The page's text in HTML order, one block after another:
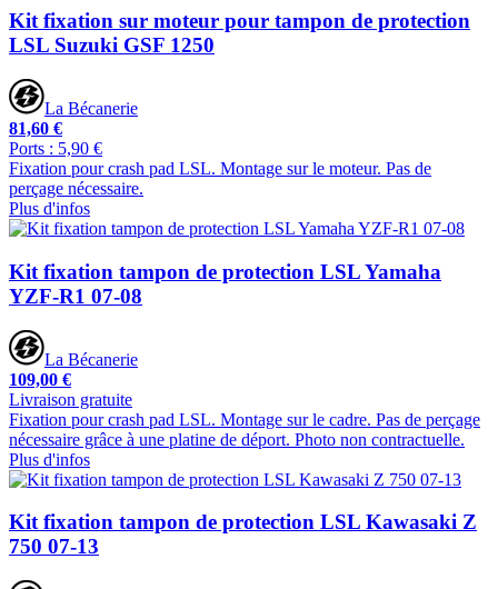
Kit fixation sur moteur pour tampon de protection
LSL Suzuki GSF 1250
La Bécanerie
81,60 €
Ports : 5,90 €
Fixation pour crash pad LSL. Montage sur le moteur. Pas de
perçage nécessaire.
Plus d'infos
Kit fixation tampon de protection LSL Yamaha
YZF-R1 07-08
La Bécanerie
109,00 €
Livraison gratuite
Fixation pour crash pad LSL. Montage sur le cadre. Pas de perçage
nécessaire grâce à une platine de déport. Photo non contractuelle.
Plus d'infos
Kit fixation tampon de protection LSL Kawasaki Z
750 07-13